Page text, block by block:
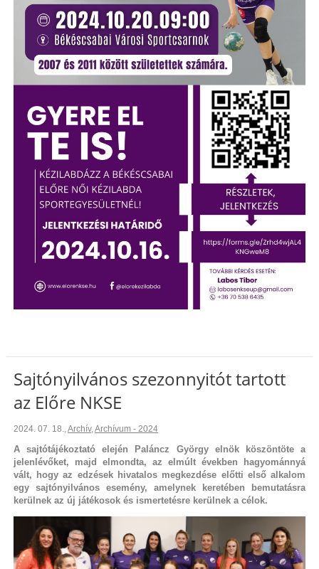
Sajtónyilvános szezonnyitót tartott
az Előre NKSE
2024. 07. 18. Archív, Archívum - 2024
A sajtótájékoztató elején Paláncz György elnök köszöntöte a
jelenlévőket, majd elmondta, az elmúlt években hagyománnyá
vált, hogy az edzések hivatalos megkezdése előtti első alkalom
egy sajtónyilvános esemény, amelynek keretében bemutatásra
kerülnek az új játékosok és ismertetésre kerülnek a célok.